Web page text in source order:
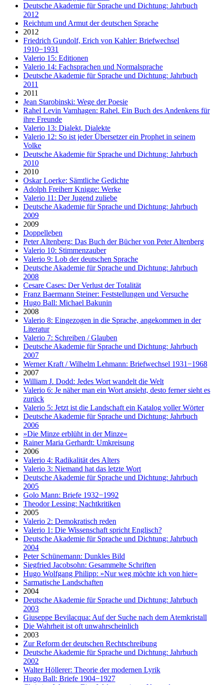
Deutsche Akademie für Sprache und Dichtung: Jahrbuch
2012
Reichtum und Armut der deutschen Sprache
2012
Friedrich Gundolf, Erich von Kahler: Briefwechsel
1910−1931
Valerio 15: Editionen
Valerio 14: Fachsprachen und Normalsprache
Deutsche Akademie für Sprache und Dichtung: Jahrbuch
2011
2011
Jean Starobinski: Wege der Poesie
Rahel Levin Varnhagen: Rahel. Ein Buch des Andenkens für
ihre Freunde
Valerio 13: Dialekt, Dialekte
Valerio 12: So ist jeder Übersetzer ein Prophet in seinem
Volke
Deutsche Akademie für Sprache und Dichtung: Jahrbuch
2010
2010
Oskar Loerke: Sämtliche Gedichte
Adolph Freiherr Knigge: Werke
Valerio 11: Der Jugend zuliebe
Deutsche Akademie für Sprache und Dichtung: Jahrbuch
2009
2009
Doppelleben
Peter Altenberg: Das Buch der Bücher von Peter Altenberg
Valerio 10: Stimmenzauber
Valerio 9: Lob der deutschen Sprache
Deutsche Akademie für Sprache und Dichtung: Jahrbuch
2008
Cesare Cases: Der Verlust der Totalität
Franz Baermann Steiner: Feststellungen und Versuche
Hugo Ball: Michael Bakunin
2008
Valerio 8: Eingezogen in die Sprache, angekommen in der
Literatur
Valerio 7: Schreiben / Glauben
Deutsche Akademie für Sprache und Dichtung: Jahrbuch
2007
Werner Kraft / Wilhelm Lehmann: Briefwechsel 1931−1968
2007
William J. Dodd: Jedes Wort wandelt die Welt
Valerio 6: Je näher man ein Wort ansieht, desto ferner sieht es
zurück
Valerio 5: Jetzt ist die Landschaft ein Katalog voller Wörter
Deutsche Akademie für Sprache und Dichtung: Jahrbuch
2006
»Die Minze erblüht in der Minze«
Rainer Maria Gerhardt: Umkreisung
2006
Valerio 4: Radikalität des Alters
Valerio 3: Niemand hat das letzte Wort
Deutsche Akademie für Sprache und Dichtung: Jahrbuch
2005
Golo Mann: Briefe 1932−1992
Theodor Lessing: Nachtkritiken
2005
Valerio 2: Demokratisch reden
Valerio 1: Die Wissenschaft spricht Englisch?
Deutsche Akademie für Sprache und Dichtung: Jahrbuch
2004
Peter Schünemann: Dunkles Bild
Siegfried Jacobsohn: Gesammelte Schriften
Hugo Wolfgang Philipp: »Nur weg möchte ich von hier«
Sarmatische Landschaften
2004
Deutsche Akademie für Sprache und Dichtung: Jahrbuch
2003
Giuseppe Bevilacqua: Auf der Suche nach dem Atemkristall
Die Wahrheit ist oft unwahrscheinlich
2003
Zur Reform der deutschen Rechtschreibung
Deutsche Akademie für Sprache und Dichtung: Jahrbuch
2002
Walter Höllerer: Theorie der modernen Lyrik
Hugo Ball: Briefe 1904−1927